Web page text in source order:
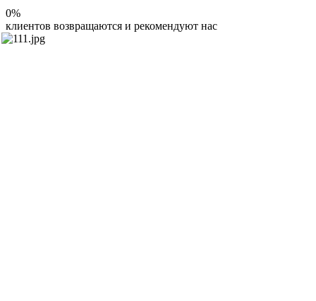
0%
клиентов возвращаются и рекомендуют нас